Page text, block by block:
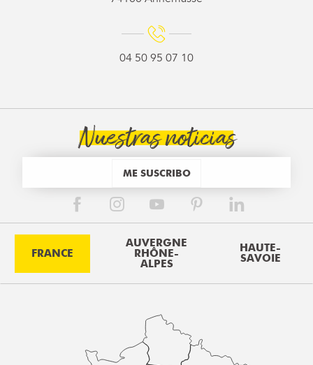
04 50 95 07 10
Nuestras noticias
ME SUSCRIBO
FRANCE
AUVERGNE
RHÔNE-
ALPES
HAUTE-
SAVOIE